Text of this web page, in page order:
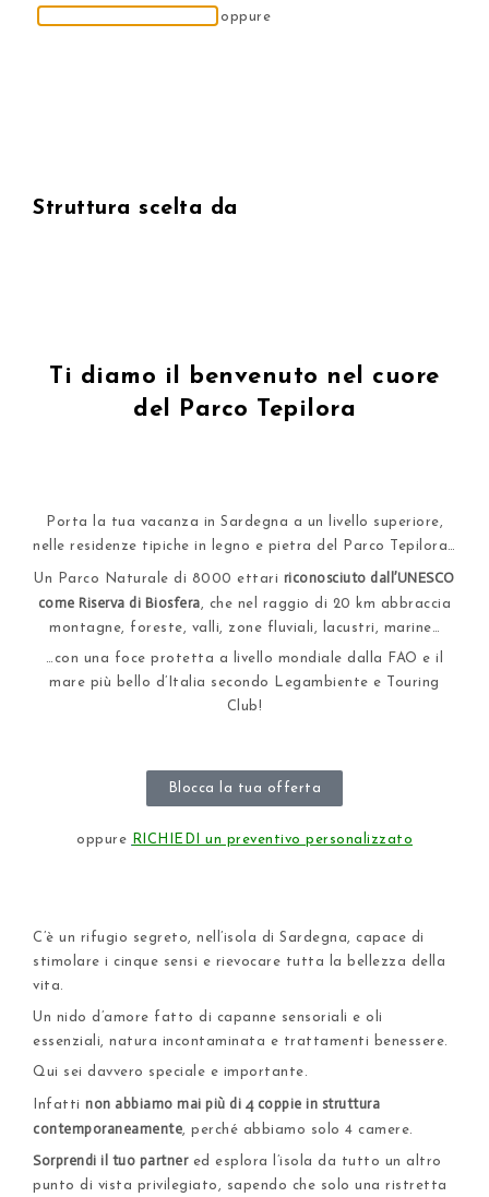
Struttura scelta da
Ti diamo il benvenuto nel cuore
del Parco Tepilora
Porta la tua vacanza in Sardegna a un livello superiore,
nelle residenze tipiche in legno e pietra del Parco Tepilora…
Un Parco Naturale di 8000 ettari riconosciuto dall’UNESCO
come Riserva di Biosfera , che nel raggio di 20 km abbraccia
montagne, foreste, valli, zone fluviali, lacustri, marine…
…con una foce protetta a livello mondiale dalla FAO e il
mare più bello d’Italia secondo Legambiente e Touring
Club!
Blocca la tua offerta
oppure RICHIEDI un preventivo personalizzato
C’è un rifugio segreto, nell’isola di Sardegna, capace di
stimolare i cinque sensi e rievocare tutta la bellezza della
vita.
Un nido d’amore fatto di capanne sensoriali e oli
essenziali, natura incontaminata e trattamenti benessere.
Qui sei davvero speciale e importante.
Infatti non abbiamo mai più di 4 coppie in struttura
contemporaneamente , perché abbiamo solo 4 camere.
Sorprendi il tuo partnered esplora l’isola da tutto un altro
punto di vista privilegiato, sapendo che solo una ristretta
oppure